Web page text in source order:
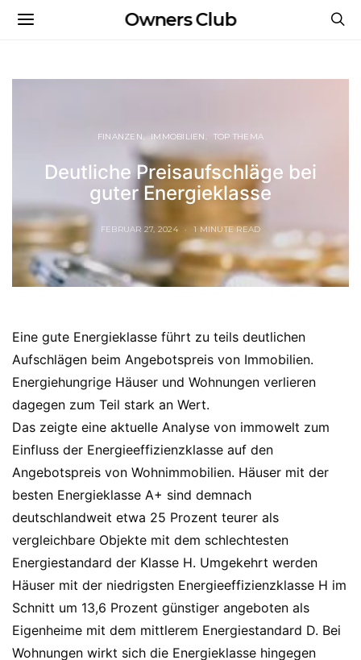
Owners Club
FINANZEN IMMOBILIEN TOP THEMA
Deutliche Preisaufschläge bei
guter Energieklasse
FEBRUAR 27, 2024 1 MINUTE READ
Eine gute Energieklasse führt zu teils deutlichen
Aufschlägen beim Angebotspreis von Immobilien.
Energiehungrige Häuser und Wohnungen verlieren
dagegen zum Teil stark an Wert.
Das zeigte eine aktuelle Analyse von immowelt zum
Einfluss der Energieeffizienzklasse auf den
Angebotspreis von Wohnimmobilien. Häuser mit der
besten Energieklasse A+ sind demnach
deutschlandweit etwa 25 Prozent teurer als
vergleichbare Objekte mit dem schlechtesten
Energiestandard der Klasse H. Umgekehrt werden
Häuser mit der niedrigsten Energieeffizienzklasse H im
Schnitt um 13,6 Prozent günstiger angeboten als
Eigenheime mit dem mittlerem Energiestandard D. Bei
Wohnungen wirkt sich die Energieklasse hingegen